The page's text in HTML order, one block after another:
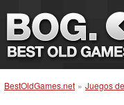
BestOldGames.net » Juegos